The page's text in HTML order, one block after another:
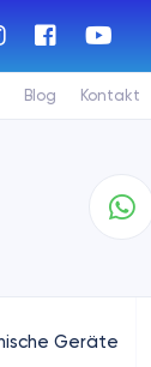
Blog Kontakt
Geräte